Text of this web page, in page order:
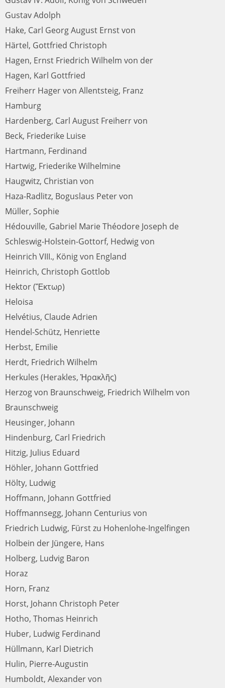
Gustav Adolph
Hake, Carl Georg August Ernst von
Härtel, Gottfried Christoph
Hagen, Ernst Friedrich Wilhelm von der
Hagen, Karl Gottfried
Freiherr Hager von Allentsteig, Franz
Hamburg
Hardenberg, Carl August Freiherr von
Beck, Friederike Luise
Hartmann, Ferdinand
Hartwig, Friederike Wilhelmine
Haugwitz, Christian von
Haza-Radlitz, Boguslaus Peter von
Müller, Sophie
Hédouville, Gabriel Marie Théodore Joseph de
Schleswig-Holstein-Gottorf, Hedwig von
Heinrich VIII., König von England
Heinrich, Christoph Gottlob
Hektor (Ἕκτωρ)
Heloisa
Helvétius, Claude Adrien
Hendel-Schütz, Henriette
Herbst, Emilie
Herdt, Friedrich Wilhelm
Herkules (Herakles, Ἡρακλῆς)
Herzog von Braunschweig, Friedrich Wilhelm von
Braunschweig
Heusinger, Johann
Hindenburg, Carl Friedrich
Hitzig, Julius Eduard
Höhler, Johann Gottfried
Hölty, Ludwig
Hoffmann, Johann Gottfried
Hoffmannsegg, Johann Centurius von
Friedrich Ludwig, Fürst zu Hohenlohe-Ingelfingen
Holbein der Jüngere, Hans
Holberg, Ludvig Baron
Horaz
Horn, Franz
Horst, Johann Christoph Peter
Hotho, Thomas Heinrich
Huber, Ludwig Ferdinand
Hüllmann, Karl Dietrich
Hulin, Pierre-Augustin
Humboldt, Alexander von